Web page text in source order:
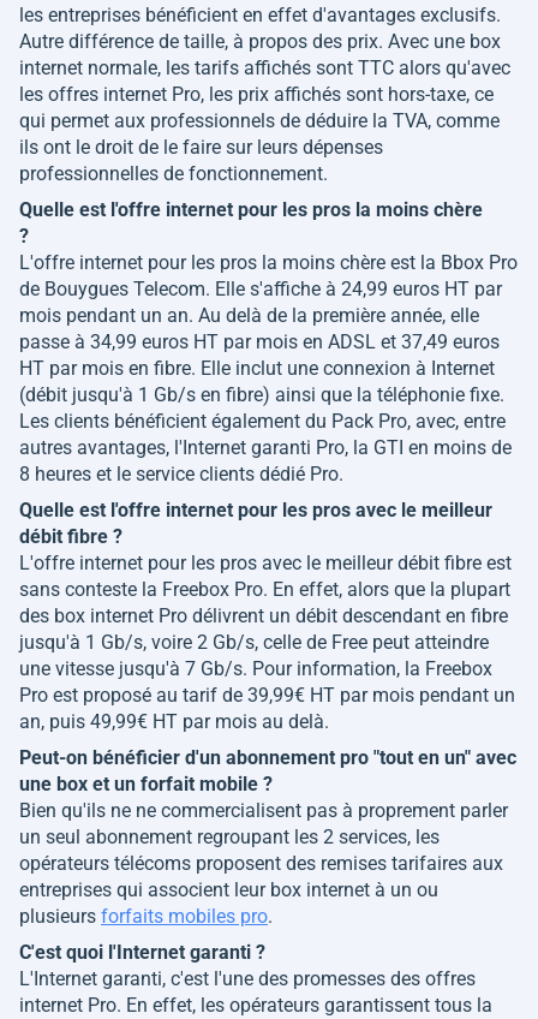
les entreprises bénéficient en effet d'avantages exclusifs.
Autre différence de taille, à propos des prix. Avec une box
internet normale, les tarifs affichés sont TTC alors qu'avec
les offres internet Pro, les prix affichés sont hors-taxe, ce
qui permet aux professionnels de déduire la TVA, comme
ils ont le droit de le faire sur leurs dépenses
professionnelles de fonctionnement.
Quelle est l'offre internet pour les pros la moins chère
?
L'offre internet pour les pros la moins chère est la Bbox Pro
de Bouygues Telecom. Elle s'affiche à 24,99 euros HT par
mois pendant un an. Au delà de la première année, elle
passe à 34,99 euros HT par mois en ADSL et 37,49 euros
HT par mois en fibre. Elle inclut une connexion à Internet
(débit jusqu'à 1 Gb/s en fibre) ainsi que la téléphonie fixe.
Les clients bénéficient également du Pack Pro, avec, entre
autres avantages, l'Internet garanti Pro, la GTI en moins de
8 heures et le service clients dédié Pro.
Quelle est l'offre internet pour les pros avec le meilleur
débit fibre ?
L'offre internet pour les pros avec le meilleur débit fibre est
sans conteste la Freebox Pro. En effet, alors que la plupart
des box internet Pro délivrent un débit descendant en fibre
jusqu'à 1 Gb/s, voire 2 Gb/s, celle de Free peut atteindre
une vitesse jusqu'à 7 Gb/s. Pour information, la Freebox
Pro est proposé au tarif de 39,99€ HT par mois pendant un
an, puis 49,99€ HT par mois au delà.
Peut-on bénéficier d'un abonnement pro "tout en un" avec
une box et un forfait mobile ?
Bien qu'ils ne ne commercialisent pas à proprement parler
un seul abonnement regroupant les 2 services, les
opérateurs télécoms proposent des remises tarifaires aux
entreprises qui associent leur box internet à un ou
plusieurs forfaits mobiles pro.
C'est quoi l'Internet garanti ?
L'Internet garanti, c'est l'une des promesses des offres
internet Pro. En effet, les opérateurs garantissent tous la